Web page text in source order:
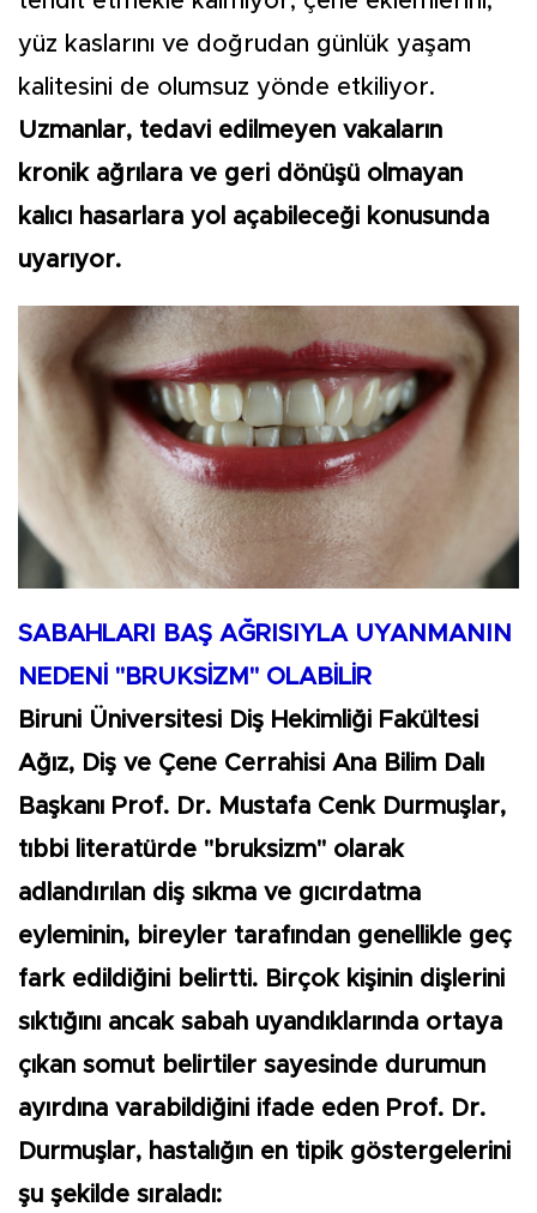
yüz kaslarını ve doğrudan günlük yaşam
kalitesini de olumsuz yönde etkiliyor.
Uzmanlar, tedavi edilmeyen vakaların
kronik ağrılara ve geri dönüşü olmayan
kalıcı hasarlara yol açabileceği konusunda
uyarıyor.
SABAHLARI BAŞ AĞRISIYLA UYANMANIN
NEDENİ "BRUKSİZM" OLABİLİR
Biruni Üniversitesi Diş Hekimliği Fakültesi
Ağız, Diş ve Çene Cerrahisi Ana Bilim Dalı
Başkanı Prof. Dr. Mustafa Cenk Durmuşlar,
tıbbi literatürde "bruksizm" olarak
adlandırılan diş sıkma ve gıcırdatma
eyleminin, bireyler tarafından genellikle geç
fark edildiğini belirtti. Birçok kişinin dişlerini
sıktığını ancak sabah uyandıklarında ortaya
çıkan somut belirtiler sayesinde durumun
ayırdına varabildiğini ifade eden Prof. Dr.
Durmuşlar, hastalığın en tipik göstergelerini
şu şekilde sıraladı: